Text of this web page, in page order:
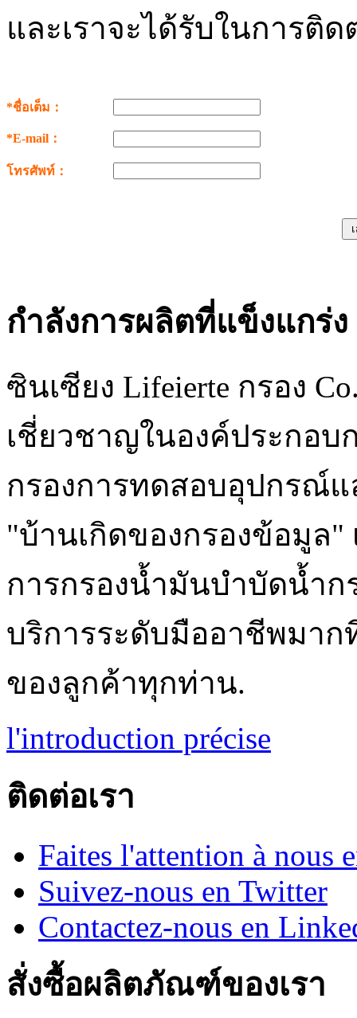
และเราจะได้รับในการติ
*ชื่อเต็ม：
*E-mail：
โทรศัพท์：
กำลังการผลิตที่แข็งแกร่ง
ซินเซียง Lifeierte กรอง
เชี่ยวชาญในองค์ประกอ
กรองการทดสอบอุปกรณ์
"บ้านเกิดของกรองข้อมูล
การกรองน้ำมันบำบัดน้ำก
บริการระดับมืออาชีพมาก
ของลูกค้าทุกท่าน.
l'introduction précise
ติดต่อเรา
Faites l'attention à nous
Suivez-nous en Twitter
Contactez-nous en
สั่งซื้อผลิตภัณฑ์ของเรา